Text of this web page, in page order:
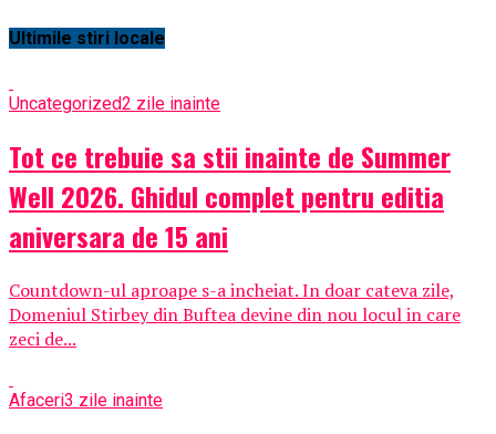
Ultimile stiri locale
Uncategorized2 zile inainte
Tot ce trebuie sa stii inainte de Summer
Well 2026. Ghidul complet pentru editia
aniversara de 15 ani
Countdown-ul aproape s-a incheiat. In doar cateva zile,
Domeniul Stirbey din Buftea devine din nou locul in care
zeci de...
Afaceri3 zile inainte